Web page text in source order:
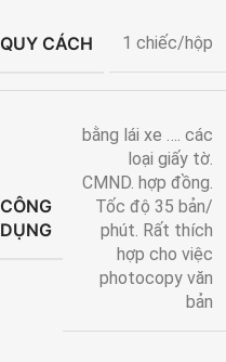
QUY CÁCH 1 chiếc/hộp
CÔNG
DỤNG
bằng lái xe …. các
loại giấy tờ.
CMND. hợp đồng.
Tốc độ 35 bản/
phút. Rất thích
hợp cho việc
photocopy văn
bản